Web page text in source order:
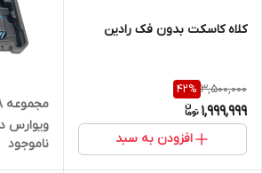
کلاه کاسکت بدون فک رادین
3,500,000
42%
1,999,999
افزودن به سبد
ویوارس
VR12v-2A
ناموجود